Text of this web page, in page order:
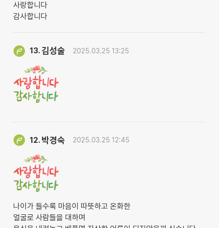
사랑합니다
감사합니다
13.김성술 2025.03.25 13:25
12. 박경숙 2025.03.25 12:45
나이가 들수록 마음이 따뜻하고 온화한
얼굴로 사람들을 대하며